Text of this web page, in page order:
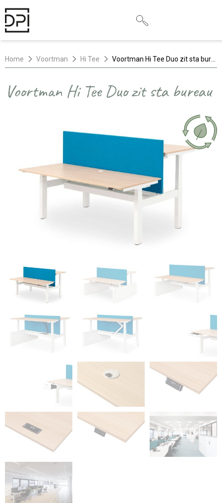
Home Voortman Hi Tee
Voortman Hi Tee Duo zit sta bureau